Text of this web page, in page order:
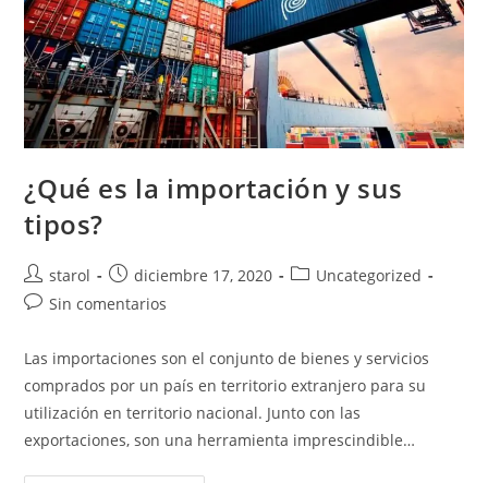
¿Qué es la importación y sus
tipos?
starol diciembre 17, 2020
Uncategorized
Sin comentarios
Las importaciones son el conjunto de bienes y servicios
comprados por un país en territorio extranjero para su
utilización en territorio nacional. Junto con las
exportaciones, son una herramienta imprescindible…